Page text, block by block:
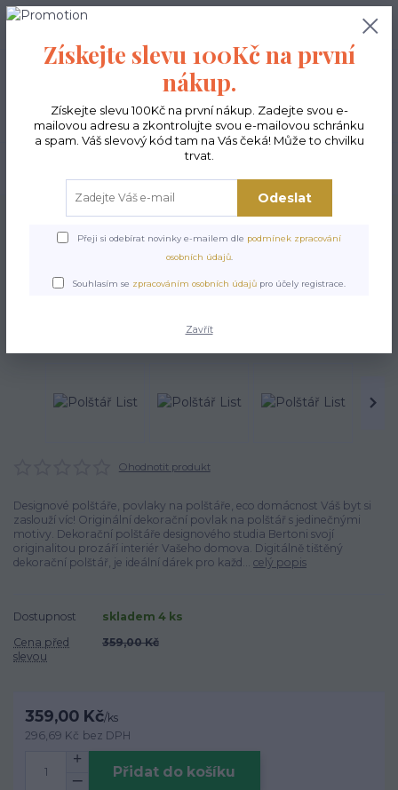
0,00 Kč
Úvod Polštáře Polštáře - povlaky
Polštář List
Ohodnotit produkt
Designové polštáře, povlaky na polštáře, eco domácnost Váš byt si
zaslouží víc! Originální dekorační povlak na polštář s jedinečnými
motivy. Dekorační polštáře designového studia Bertoni svojí
originalitou prozáří interiér Vašeho domova. Digitálně tištěný
dekorační polštář, je ideální dárek pro každ... celý popis
Dostupnost
skladem 4 ks
Cena před
slevou
359,00 Kč
359,00 Kč/ks
296,69 Kč bez DPH
Přidat do košíku
Získejte slevu 100Kč na první
nákup.
Získejte slevu 100Kč na první nákup. Zadejte svou e-
mailovou adresu a zkontrolujte svou e-mailovou schránku
a spam. Váš slevový kód tam na Vás čeká! Může to chvilku
trvat.
Odeslat
Přeji si odebírat novinky e-mailem dle podmínek zpracování
osobních údajů.
Souhlasím se zpracováním osobních údajů pro účely registrace.
Zavřít